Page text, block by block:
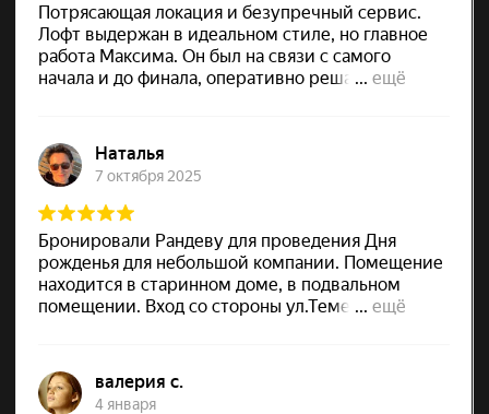
Пишите, мы обязательно
свяжемся с Вами!
+7
Я даю согласие на обработку персональных
данных
Оставить заявку